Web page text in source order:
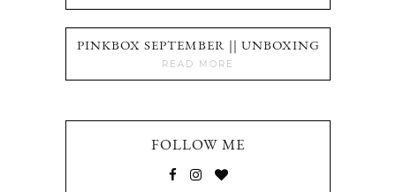
PINKBOX SEPTEMBER || UNBOXING
READ MORE
FOLLOW ME